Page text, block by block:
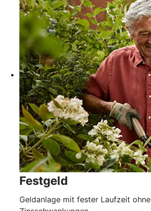
Festgeld
Geldanlage mit fester Laufzeit ohne